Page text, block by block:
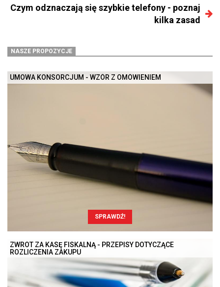
Czym odznaczają się szybkie telefony - poznaj
kilka zasad
NASZE PROPOZYCJE
UMOWA KONSORCJUM - WZÓR Z OMÓWIENIEM
SPRAWDŹ!
ZWROT ZA KASĘ FISKALNĄ - PRZEPISY DOTYCZĄCE
ROZLICZENIA ZAKUPU